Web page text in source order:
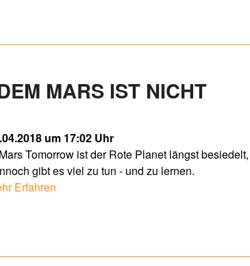
MARS IST NICHT
um 17:02 Uhr
Tomorrow ist der Rote Planet längst besiedelt,
gibt es viel zu tun - und zu lernen.
Erfahren